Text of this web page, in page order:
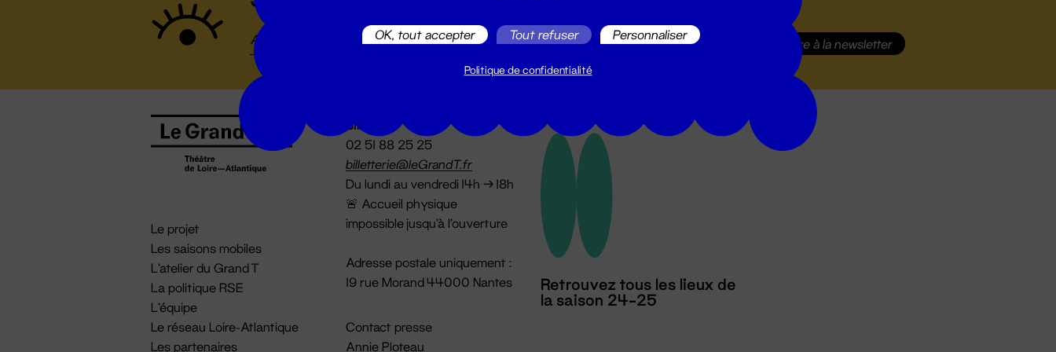
S'inscrire à la newsletter
Le projet
Les saisons mobiles
L'atelier du Grand T
La politique RSE
L'équipe
Le réseau Loire-Atlantique
Les partenaires
Billetterie
02 51 88 25 25
billetterie@leGrandT.fr
Du lundi au vendredi 14h → 18h
🚨 Accueil physique
impossible jusqu'à l'ouverture
Adresse postale uniquement :
19 rue Morand 44000 Nantes
Contact presse
Annie Ploteau
Retrouvez tous les lieux de
la saison 24-25
OK, tout accepter Tout refuser Personnaliser
Politique de confidentialité